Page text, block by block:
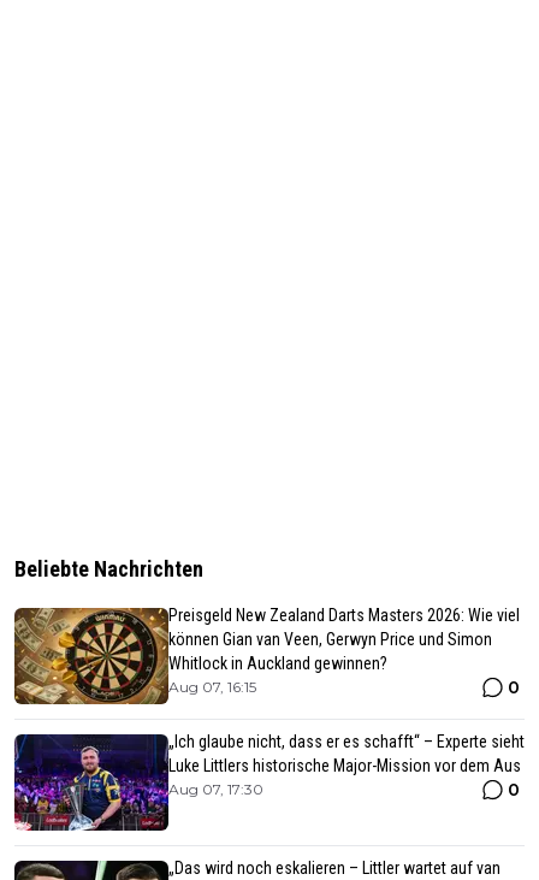
Beliebte Nachrichten
Preisgeld New Zealand Darts Masters 2026: Wie viel
können Gian van Veen, Gerwyn Price und Simon
Whitlock in Auckland gewinnen?
Aug 07, 16:15 0
„Ich glaube nicht, dass er es schafft“ – Experte sieht
Luke Littlers historische Major-Mission vor dem Aus
Aug 07, 17:30 0
„Das wird noch eskalieren – Littler wartet auf van